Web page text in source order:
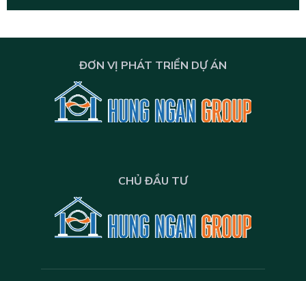
trời. Giá trị đích thực
ĐƠN VỊ PHÁT TRIỂN DỰ ÁN
CHỦ ĐẦU TƯ